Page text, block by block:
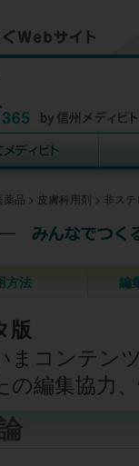
薬品 > 皮膚科用剤 > 非ス
方法 編
版
まコンテン
の編集協力